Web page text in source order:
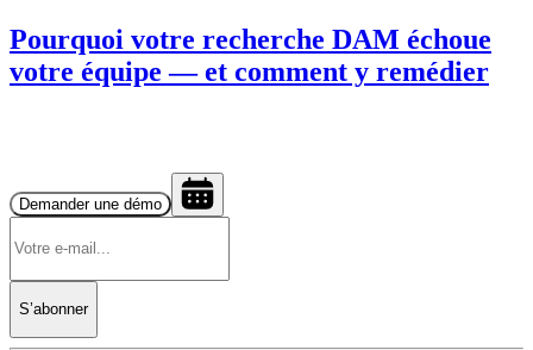
Pourquoi votre recherche DAM échoue
votre équipe — et comment y remédier
Demander une démo
S’abonner